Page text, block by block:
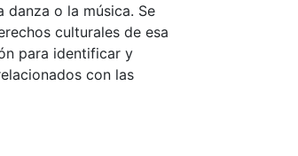
o la música. Se
culturales de esa
para identificar y
con las